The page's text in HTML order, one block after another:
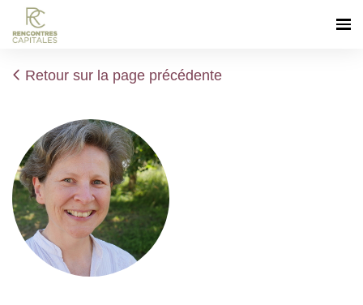
Retour sur la page précédente